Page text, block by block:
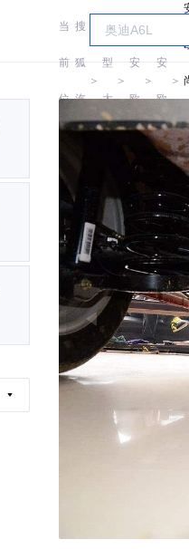
当
前
位
搜
狐
汽
车
＞
车
型
大
全
＞
长
安
欧
尚
＞
安
欧
尚
＞